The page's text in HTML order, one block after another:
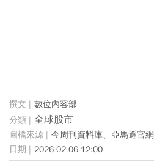
數位內容部
全球股市
今周刊資料庫、亞馬遜官網
2026-02-06 12:00